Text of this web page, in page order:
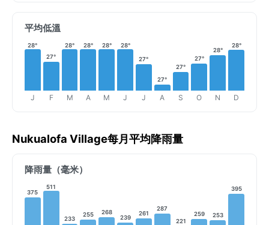
平均低溫
28°
J
27°
F
28°
M
28°
A
28°
M
28°
J
27°
J
27°
A
27°
S
27°
O
28°
N
28°
D
Nukualofa Village每月平均降雨量
降雨量（毫米）
375
511
233
255 268
239
261
287
221
259 253
395